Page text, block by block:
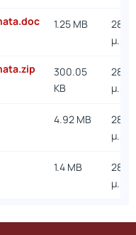
1.25 MB
28/9/
μ.μ.
300.05
KB
28/9/
μ.μ.
4.92 MB
28/9/
μ.μ.
1.4 MB
28/
μ.μ.